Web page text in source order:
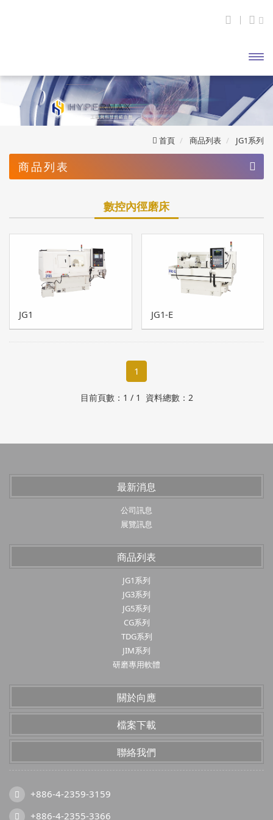
主選
單
首頁 商品列表 JG1系列
商品列表
數控內徑磨床
JG5系列
CG系列
TDG系列
JIM系列
數控內徑磨床
JG1 JG1-E
1
目前頁數：1 / 1 資料總數：2
最新消息
公司訊息
展覽訊息
商品列表
JG1系列
JG3系列
JG5系列
CG系列
TDG系列
JIM系列
研磨專用軟體
關於向應
檔案下載
聯絡我們
+886-4-2359-3159
+886-4-2355-3366